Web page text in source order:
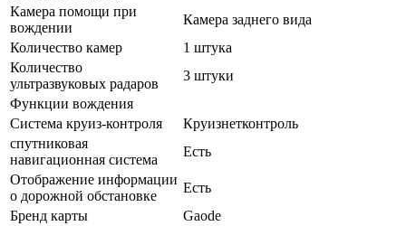
Камера помощи при
вождении
Камера заднего вида
Количество камер
1 штука
Количество
ультразвуковых радаров
3 штуки
Функции вождения
Система круиз-контроля
Круизнетконтроль
спутниковая
навигационная система
Есть
Отображение информации
о дорожной обстановке
Есть
Бренд карты
Gaode